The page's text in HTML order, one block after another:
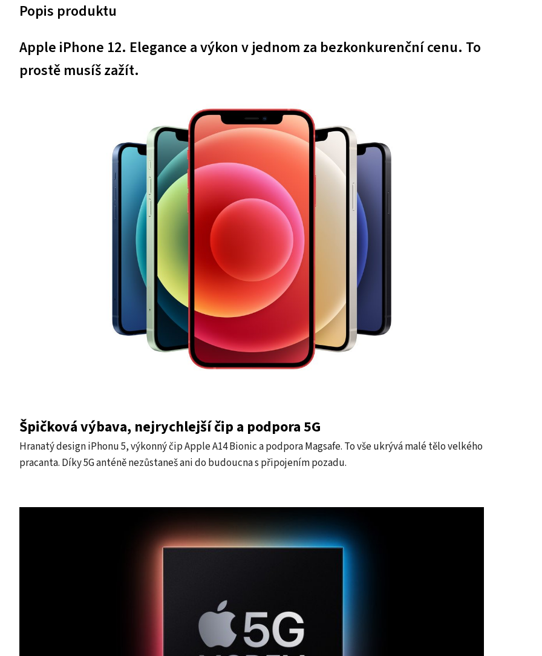
Popis produktu
Apple iPhone 12. Elegance a výkon v jednom za bezkonkurenční cenu. To
prostě musíš zažít.
Špičková výbava, nejrychlejší čip a podpora 5G
Hranatý design iPhonu 5, výkonný čip Apple A14 Bionic a podpora Magsafe. To vše ukrývá malé tělo velkého
pracanta. Díky 5G anténě nezůstaneš ani do budoucna s připojením pozadu.